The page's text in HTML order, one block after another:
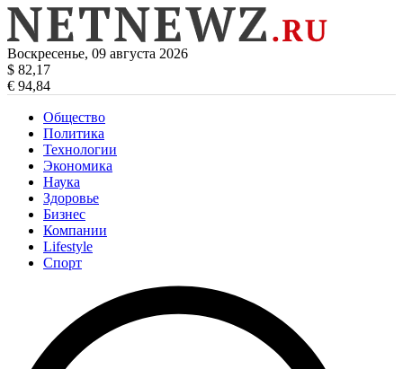
Воскресенье, 09 августа 2026
$ 82,17
€ 94,84
Общество
Политика
Технологии
Экономика
Наука
Здоровье
Бизнес
Компании
Lifestyle
Спорт